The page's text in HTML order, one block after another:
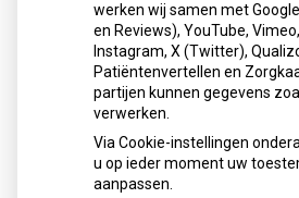
werken wij samen met
en Reviews), YouTube,
Instagram, X (Twitter),
Patiëntenvertellen en
partijen kunnen gegevens
verwerken.
Via Cookie-instellingen
u op ieder moment uw
aanpassen.